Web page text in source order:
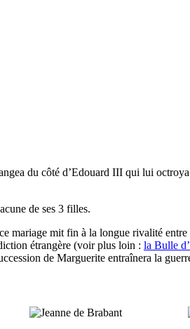
du côté d’Edouard III qui lui
de ses 3 filles.
mariage mit fin à la longue rivalité
étrangère (voir plus loin : la Bulle
de Marguerite entraînera la